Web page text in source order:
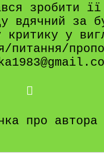
зробити
вдячний за
у
про автора